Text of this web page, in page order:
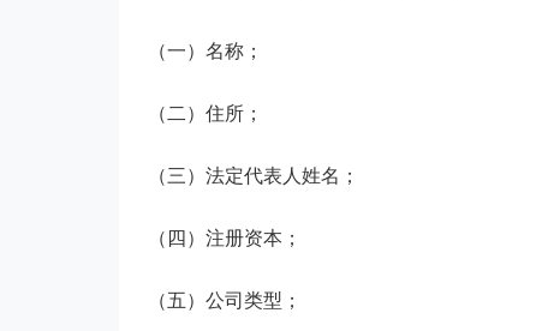
（一）名称；
（二）住所；
（三）法定代表人姓名；
（四）注册资本；
（五）公司类型；